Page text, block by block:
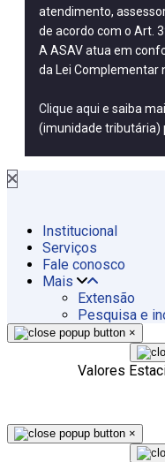
atendimento,
de acordo com o Art.
A ASAV atua em
da Lei Complementar
Clique aqui e saiba
(imunidade tributária)
Institucional
Serviços
Fale conosco
Mais
Extensão
Pesquisa e
×
Valores
×